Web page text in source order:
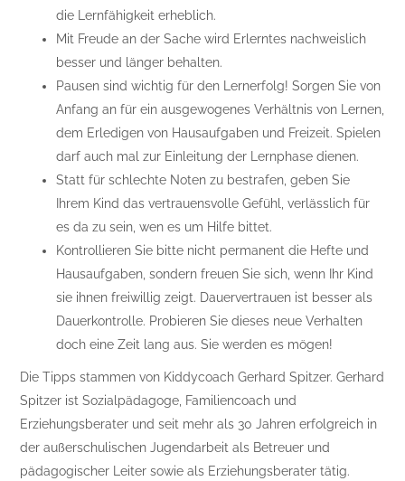
die Lernfähigkeit erheblich.
Mit Freude an der Sache wird Erlerntes nachweislich
besser und länger behalten.
Pausen sind wichtig für den Lernerfolg! Sorgen Sie von
Anfang an für ein ausgewogenes Verhältnis von Lernen,
dem Erledigen von Hausaufgaben und Freizeit. Spielen
darf auch mal zur Einleitung der Lernphase dienen.
Statt für schlechte Noten zu bestrafen, geben Sie
Ihrem Kind das vertrauensvolle Gefühl, verlässlich für
es da zu sein, wen es um Hilfe bittet.
Kontrollieren Sie bitte nicht permanent die Hefte und
Hausaufgaben, sondern freuen Sie sich, wenn Ihr Kind
sie ihnen freiwillig zeigt. Dauervertrauen ist besser als
Dauerkontrolle. Probieren Sie dieses neue Verhalten
doch eine Zeit lang aus. Sie werden es mögen!
Die Tipps stammen von Kiddycoach Gerhard Spitzer. Gerhard
Spitzer ist Sozialpädagoge, Familiencoach und
Erziehungsberater und seit mehr als 30 Jahren erfolgreich in
der außerschulischen Jugendarbeit als Betreuer und
pädagogischer Leiter sowie als Erziehungsberater tätig.